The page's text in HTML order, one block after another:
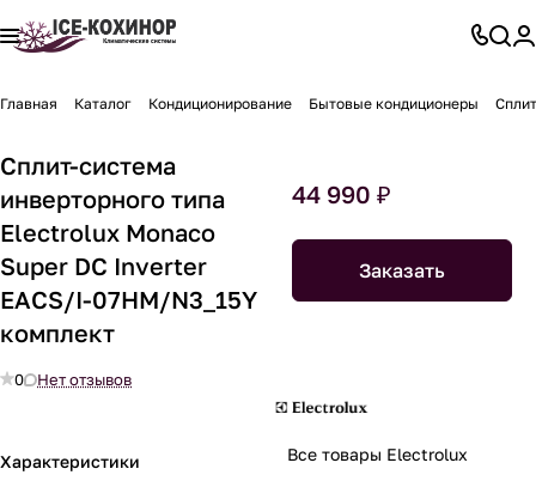
Главная Каталог Кондиционирование Бытовые кондиционеры
Сплит-система
инверторного типа
Electrolux Monaco
Super DC Inverter
EACS/I-07HM/N3_15Y
комплект
0 Нет отзывов
Характеристики
44 990 ₽
Заказать
Все товары Electrolux